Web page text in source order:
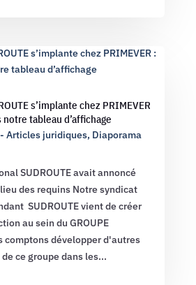
s’implante chez PRIMEVER
tableau d’affichage
Articles juridiques, Diaporama
SUDROUTE avait annoncé
des requins Notre syndicat
SUDROUTE vient de créer
au sein du GROUPE
comptons développer d'autres
ce groupe dans les...